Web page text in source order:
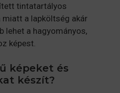
tintatartályos
a lapköltség akár
lehet a hagyományos,
képest.
képeket és
készít?